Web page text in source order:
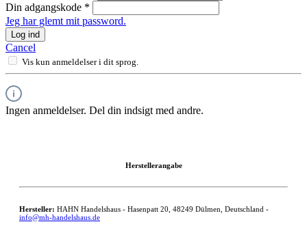
Din adgangskode *
Jeg har glemt mit password.
Log ind
Cancel
Vis kun anmeldelser i dit sprog.
Ingen anmeldelser. Del din indsigt med andre.
Herstellerangabe
Hersteller: HAHN Handelshaus - Hasenpatt 20, 48249 Dülmen, Deutschland -
info@mh-handelshaus.de